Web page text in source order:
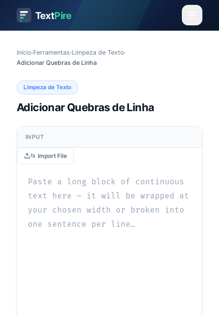
TextPire
Início›Ferramentas›Limpeza de Texto›
Adicionar Quebras de Linha
Limpeza de Texto
Adicionar Quebras de Linha
INPUT
📂 Import File